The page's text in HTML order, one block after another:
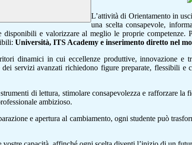
L’attività di Orientamento in
una scelta consapevole,
e valorizzare al meglio le proprie
Università, ITS Academy e inserimento diretto nel
dinamici in cui eccellenze produttive, innovazione e
servizi avanzati richiedono figure preparate, flessibili
di lettura, stimolare consapevolezza e rafforzare
ambizioso.
e apertura al cambiamento, ogni studente può